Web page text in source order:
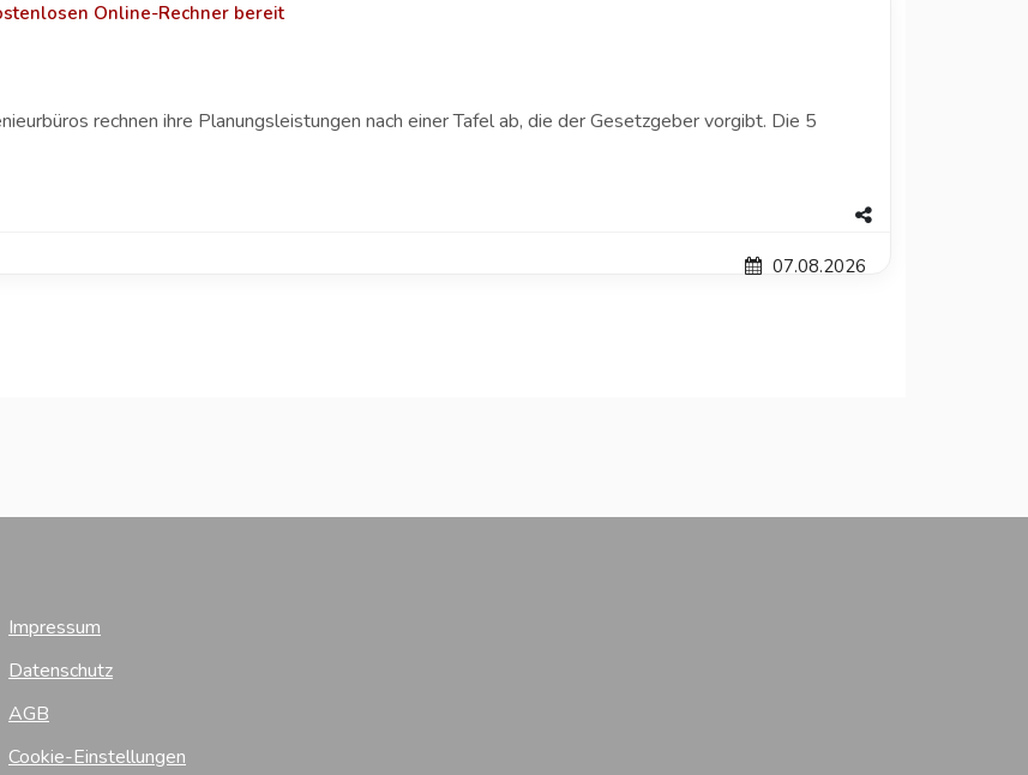
Online-Rechner bereit
rechnen ihre Planungsleistungen nach einer Tafel ab, die der Gesetzgeber vorgibt. Die 5
07.08.2026
Impressum
Datenschutz
AGB
Cookie-Einstellungen